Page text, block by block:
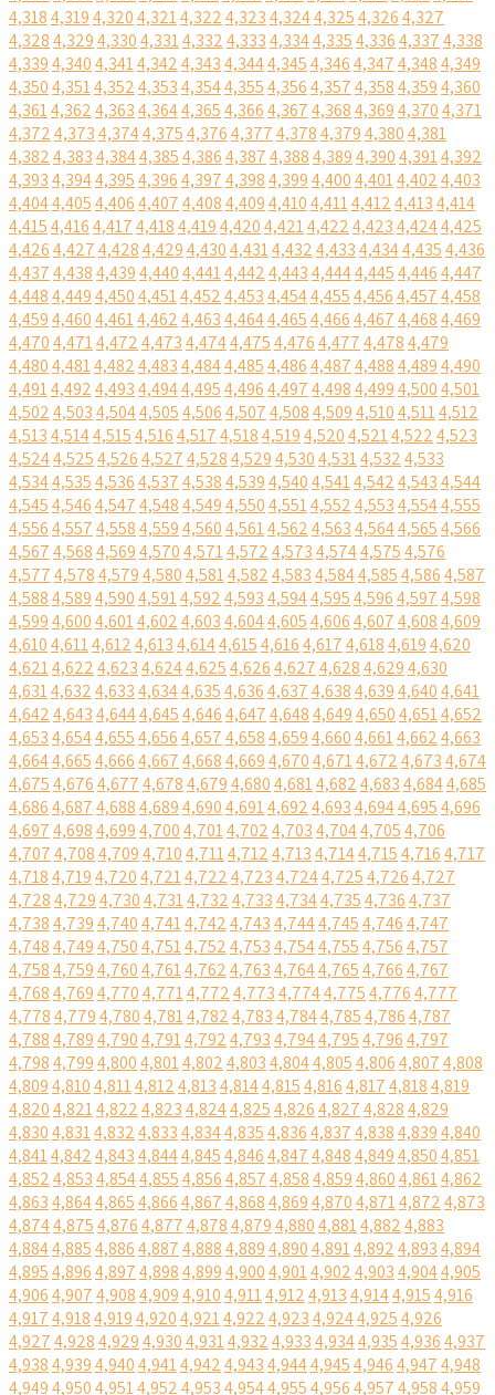
4,3184,3194,3204,3214,3224,3234,3244,3254,3264,327
4,3284,3294,3304,3314,3324,3334,3344,3354,3364,3374,338
4,3394,3404,3414,3424,3434,3444,3454,3464,3474,3484,349
4,3504,3514,3524,3534,3544,3554,3564,3574,3584,3594,360
4,3614,3624,3634,3644,3654,3664,3674,3684,3694,3704,371
4,3724,3734,3744,3754,3764,3774,3784,3794,3804,381
4,3824,3834,3844,3854,3864,3874,3884,3894,3904,3914,392
4,3934,3944,3954,3964,3974,3984,3994,4004,4014,4024,403
4,4044,4054,4064,4074,4084,4094,4104,4114,4124,4134,414
4,4154,4164,4174,4184,4194,4204,4214,4224,4234,4244,425
4,4264,4274,4284,4294,4304,4314,4324,4334,4344,4354,436
4,4374,4384,4394,4404,4414,4424,4434,4444,4454,4464,447
4,4484,4494,4504,4514,4524,4534,4544,4554,4564,4574,458
4,4594,4604,4614,4624,4634,4644,4654,4664,4674,4684,469
4,4704,4714,4724,4734,4744,4754,4764,4774,4784,479
4,4804,4814,4824,4834,4844,4854,4864,4874,4884,4894,490
4,4914,4924,4934,4944,4954,4964,4974,4984,4994,5004,501
4,5024,5034,5044,5054,5064,5074,5084,5094,5104,5114,512
4,5134,5144,5154,5164,5174,5184,5194,5204,5214,5224,523
4,5244,5254,5264,5274,5284,5294,5304,5314,5324,533
4,5344,5354,5364,5374,5384,5394,5404,5414,5424,5434,544
4,5454,5464,5474,5484,5494,5504,5514,5524,5534,5544,555
4,5564,5574,5584,5594,5604,5614,5624,5634,5644,5654,566
4,5674,5684,5694,5704,5714,5724,5734,5744,5754,576
4,5774,5784,5794,5804,5814,5824,5834,5844,5854,5864,587
4,5884,5894,5904,5914,5924,5934,5944,5954,5964,5974,598
4,5994,6004,6014,6024,6034,6044,6054,6064,6074,6084,609
4,6104,6114,6124,6134,6144,6154,6164,6174,6184,6194,620
4,6214,6224,6234,6244,6254,6264,6274,6284,6294,630
4,6314,6324,6334,6344,6354,6364,6374,6384,6394,6404,641
4,6424,6434,6444,6454,6464,6474,6484,6494,6504,6514,652
4,6534,6544,6554,6564,6574,6584,6594,6604,6614,6624,663
4,6644,6654,6664,6674,6684,6694,6704,6714,6724,6734,674
4,6754,6764,6774,6784,6794,6804,6814,6824,6834,6844,685
4,6864,6874,6884,6894,6904,6914,6924,6934,6944,6954,696
4,6974,6984,6994,7004,7014,7024,7034,7044,7054,706
4,7074,7084,7094,7104,7114,7124,7134,7144,7154,7164,717
4,7184,7194,7204,7214,7224,7234,7244,7254,7264,727
4,7284,7294,7304,7314,7324,7334,7344,7354,7364,737
4,7384,7394,7404,7414,7424,7434,7444,7454,7464,747
4,7484,7494,7504,7514,7524,7534,7544,7554,7564,757
4,7584,7594,7604,7614,7624,7634,7644,7654,7664,767
4,7684,7694,7704,7714,7724,7734,7744,7754,7764,777
4,7784,7794,7804,7814,7824,7834,7844,7854,7864,787
4,7884,7894,7904,7914,7924,7934,7944,7954,7964,797
4,7984,7994,8004,8014,8024,8034,8044,8054,8064,8074,808
4,8094,8104,8114,8124,8134,8144,8154,8164,8174,8184,819
4,8204,8214,8224,8234,8244,8254,8264,8274,8284,829
4,8304,8314,8324,8334,8344,8354,8364,8374,8384,8394,840
4,8414,8424,8434,8444,8454,8464,8474,8484,8494,8504,851
4,8524,8534,8544,8554,8564,8574,8584,8594,8604,8614,862
4,8634,8644,8654,8664,8674,8684,8694,8704,8714,8724,873
4,8744,8754,8764,8774,8784,8794,8804,8814,8824,883
4,8844,8854,8864,8874,8884,8894,8904,8914,8924,8934,894
4,8954,8964,8974,8984,8994,9004,9014,9024,9034,9044,905
4,9064,9074,9084,9094,9104,9114,9124,9134,9144,9154,916
4,9174,9184,9194,9204,9214,9224,9234,9244,9254,926
4,9274,9284,9294,9304,9314,9324,9334,9344,9354,9364,937
4,9384,9394,9404,9414,9424,9434,9444,9454,9464,9474,948
4,9494,9504,9514,9524,9534,9544,9554,9564,9574,9584,959